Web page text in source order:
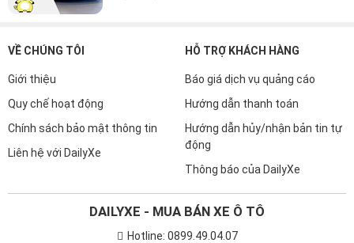
VỀ CHÚNG TÔI
Giới thiệu
Quy chế hoạt động
Chính sách bảo mật thông tin
Liên hệ với DailyXe
HỖ TRỢ KHÁCH HÀNG
Báo giá dịch vụ quảng cáo
Hướng dẫn thanh toán
Hướng dẫn hủy/nhận bản tin tự
động
Thông báo của DailyXe
DAILYXE - MUA BÁN XE Ô TÔ
Hotline: 0899.49.04.07